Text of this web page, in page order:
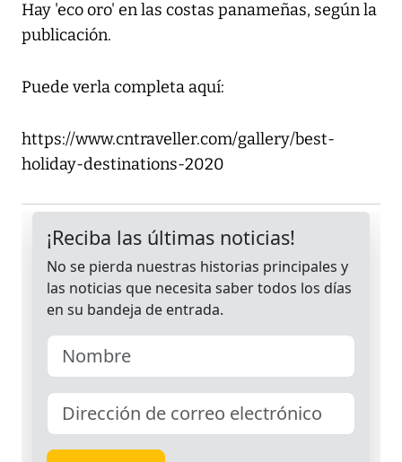
Hay 'eco oro' en las costas panameñas, según la
publicación.
Puede verla completa aquí:
https://www.cntraveller.com/gallery/best-
holiday-destinations-2020